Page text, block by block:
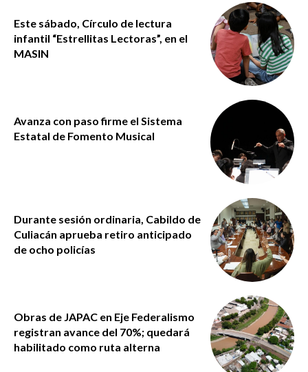
Este sábado, Círculo de lectura
infantil “Estrellitas Lectoras”, en el
MASIN
Avanza con paso firme el Sistema
Estatal de Fomento Musical
Durante sesión ordinaria, Cabildo de
Culiacán aprueba retiro anticipado
de ocho policías
Obras de JAPAC en Eje Federalismo
registran avance del 70%; quedará
habilitado como ruta alterna